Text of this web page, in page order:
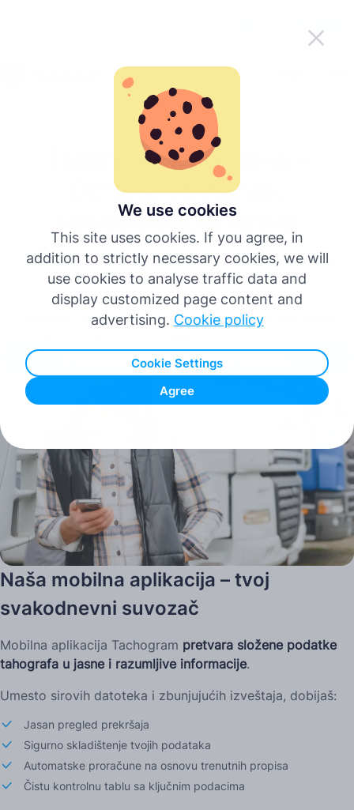
We use cookies
This site uses cookies. If you agree, in
addition to strictly necessary cookies, we will
use cookies to analyse traffic data and
display customized page content and
advertising. Cookie policy
Cookie Settings
Agree
Français
Italiano
Тахограм за возаче –
Остани усклађен,
минимизирај казне
Вожња је сама по себи захтевна. Прописи, инспекције
и обрачуни плата не би требало да додају додатни
стрес. Тахограм ти пружа јасност и контролу –
провери своје преостало време вожње, прегледај
помоћу мобилне апликације и читача картица.
Prijavi se za besplatnu probu.
Naša mobilna aplikacija – tvoj
svakodnevni suvozač
Mobilna aplikacija Tachogram pretvara složene podatke
tahografa u jasne i razumljive informacije.
Umesto sirovih datoteka i zbunjujućih izveštaja, dobijaš:
Jasan pregled prekršaja
Sigurno skladištenje tvojih podataka
Automatske proračune na osnovu trenutnih propisa
Čistu kontrolnu tablu sa ključnim podacima